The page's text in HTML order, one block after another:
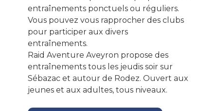
entraînements ponctuels ou réguliers.
Vous pouvez vous rapprocher des clubs
pour participer aux divers
entraînements.
Raid Aventure Aveyron propose des
entraînements tous les jeudis soir sur
Sébazac et autour de Rodez. Ouvert aux
jeunes et aux adultes, tous niveaux.